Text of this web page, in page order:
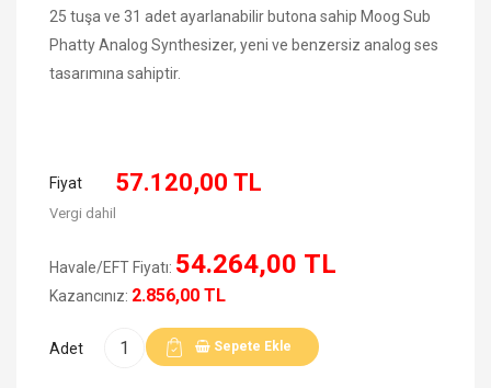
25 tuşa ve 31 adet ayarlanabilir butona sahip Moog Sub
Phatty Analog Synthesizer, yeni ve benzersiz analog ses
tasarımına sahiptir.
Fiyat 57.120,00 TL
Vergi dahil
Havale/EFT Fiyatı: 54.264,00 TL
Kazancınız: 2.856,00 TL
Adet Sepete Ekle